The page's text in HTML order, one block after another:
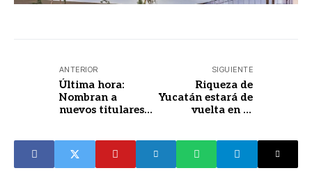
ANTERIOR
Última hora:
Nombran a
nuevos titulares
SIGUIENTE
Riqueza de
Yucatán estará de
vuelta en la